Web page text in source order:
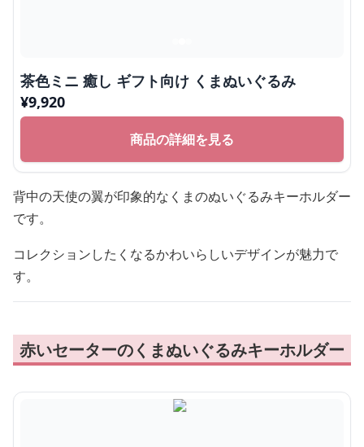
茶色ミニ 癒し ギフト向け くまぬいぐるみ
¥9,920
商品の詳細を見る
背中の天使の翼が印象的なくまのぬいぐるみキーホルダー
です。
コレクションしたくなるかわいらしいデザインが魅力で
す。
赤いセーターのくまぬいぐるみキーホルダー